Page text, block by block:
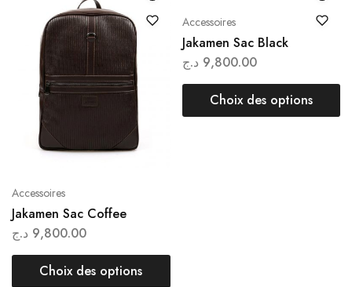
Accessoires
Jakamen Sac Coffee
9,800.00 د.ج
Choix des options
Accessoires
Jakamen Sac Black
9,800.00 د.ج
Choix des options